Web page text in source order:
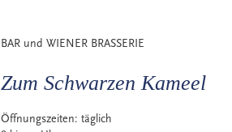
BAR und WIENER BRASSERIE
Zum Schwarzen Kameel
Öffnungszeiten: täglich